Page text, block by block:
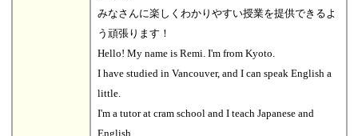
みなさんに楽しくわかりやすい授業を提供できるよ
う頑張ります！
Hello! My name is Remi. I'm from Kyoto.
I have studied in Vancouver, and I can speak English a
little.
I'm a tutor at cram school and I teach Japanese and
English.